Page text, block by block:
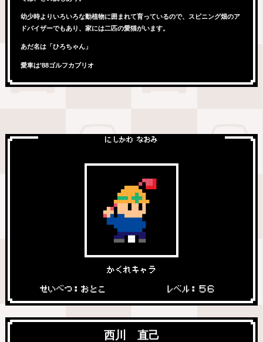
幼少時よりいろいろな動植物に囲まれて育っているので、スピニング畑のア
ドバイザーでもあり、家には二匹の愛猫がいます。
あだ名は「ひろちゃん」
愛車は’88ゴルフカブリオ
にしかわ なおみ
かくれキャラ
せいべつ：おとこ レベル：５６
西川 直己